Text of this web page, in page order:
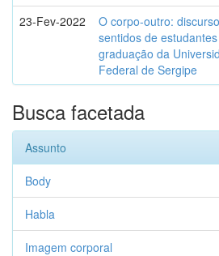
23-Fev-2022
O corpo-outro:
sentidos de
graduação da
Federal de Sergipe
Busca facetada
Assunto
Body
Habla
Imagem corporal